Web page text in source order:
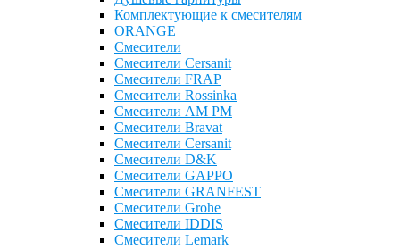
Комплектующие к смесителям
ОRANGE
Смесители
Смесители Cersanit
Смесители FRAP
Смесители Rossinka
Смесители AM PM
Смесители Bravat
Смесители Cersanit
Смесители D&K
Смесители GAPPO
Смесители GRANFEST
Смесители Grohe
Смесители IDDIS
Смесители Lemark